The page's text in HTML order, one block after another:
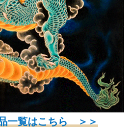
一覧はこちら ＞＞